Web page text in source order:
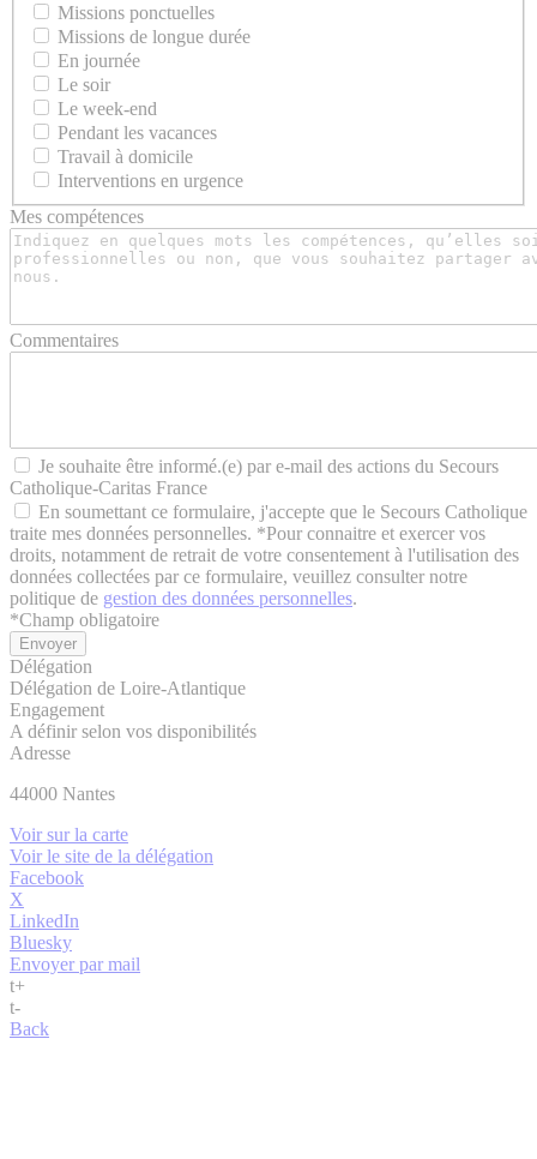
Missions ponctuelles
Missions de longue durée
En journée
Le soir
Le week-end
Pendant les vacances
Travail à domicile
Interventions en urgence
Mes compétences
Commentaires
Je souhaite être informé.(e) par e-mail des actions du Secours
Catholique-Caritas France
En soumettant ce formulaire, j'accepte que le Secours Catholique
traite mes données personnelles. *Pour connaitre et exercer vos
droits, notamment de retrait de votre consentement à l'utilisation des
données collectées par ce formulaire, veuillez consulter notre
politique de gestion des données personnelles.
*Champ obligatoire
Délégation
Délégation de Loire-Atlantique
Engagement
A définir selon vos disponibilités
Adresse
44000 Nantes
Voir sur la carte
Voir le site de la délégation
Facebook
X
LinkedIn
Bluesky
Envoyer par mail
t+
t-
Back